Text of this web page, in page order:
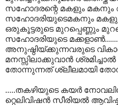
സഹോദരന്റെ മകളും മകനും
സഹോദരിയുടെമകനും
ഒരുകൂട്ടരുടെ മുറപ്പെണ്ണും
സഹോദരിയുടെ
അനുഷ്ഠിയ്ക്കുന്നവരുടെ
മനസ്സിലാക്കുവാന്‍
തോന്നുന്നത് ശ്ലീലമായി
.....തകഴിയുടെ കയര്‍
റ്റെലിവിഷന്‍ സീരിയല്‍